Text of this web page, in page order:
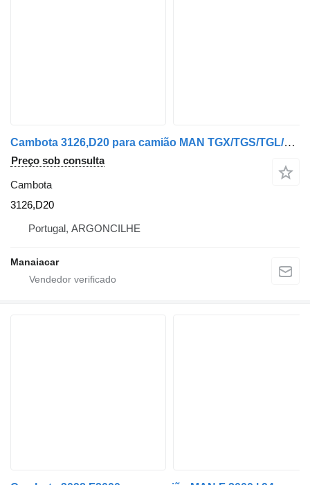
Cambota 3126,D20 para camião MAN TGX/TGS/TGL/TGA/TGM/TG/TGE/F/CLA
Preço sob consulta
Cambota
3126,D20
Portugal, ARGONCILHE
Manaiacar